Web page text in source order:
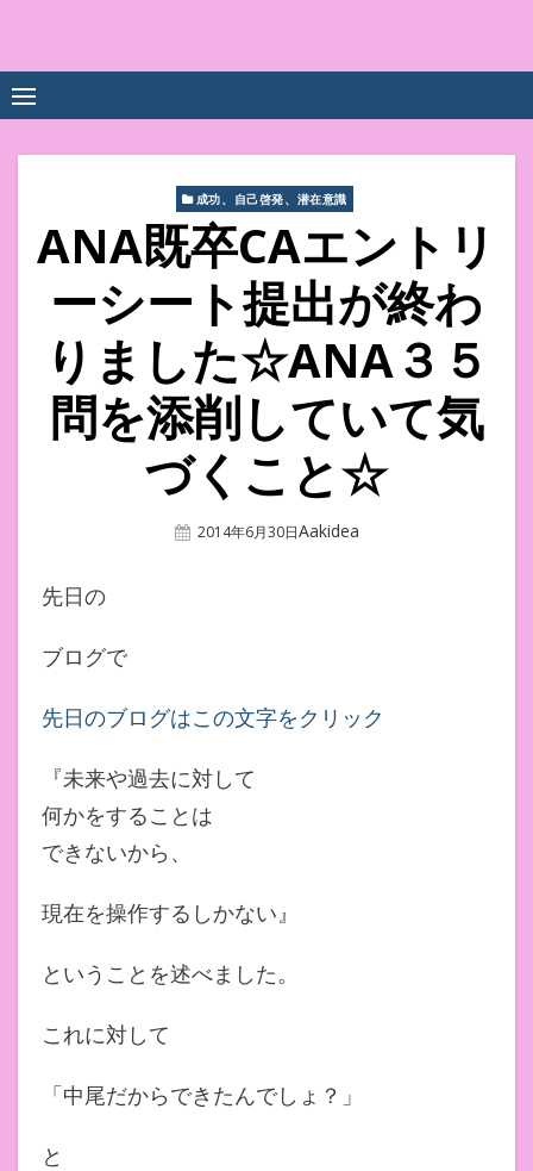
content
数UPｽｸｰﾙ
成功、自己啓発、潜在意識
ANA既卒CAエントリ
ーシート提出が終わ
りました☆ANA３５
問を添削していて気
づくこと☆
Posted
2014年6月30日Author
Aakidea
先日の
ブログで
先日のブログはこの文字をクリック
『未来や過去に対して
何かをすることは
できないから、
現在を操作するしかない』
ということを述べました。
これに対して
「中尾だからできたんでしょ？」
と